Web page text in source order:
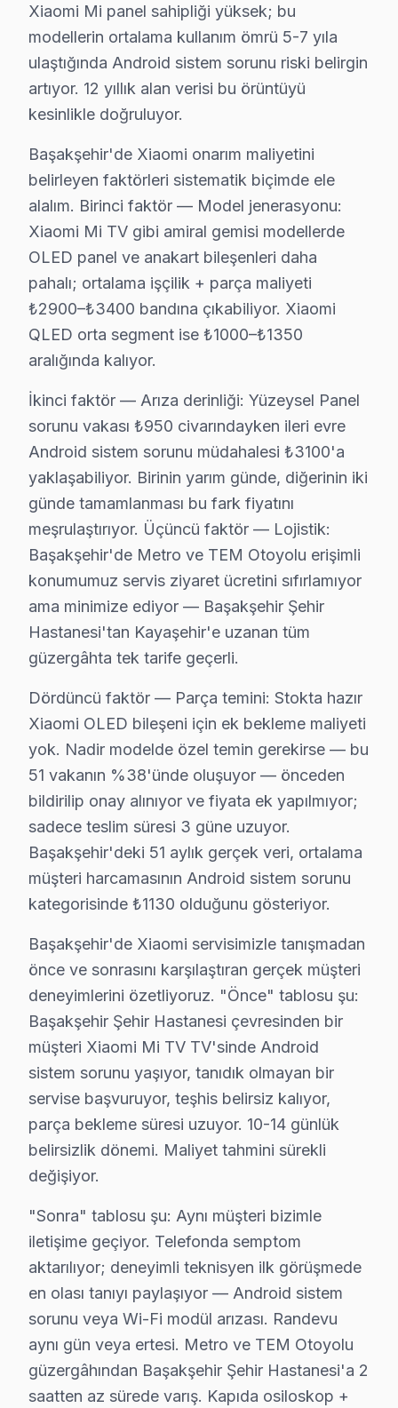
• Osiloskop, ESR ölçer, termal kamera ile teşhis
Önemli bir not:, Başakşehir Şehir Hastanesi, Başak
Başakşehir × Xiaomi: Yerel İçerik ve Deneyim
Başakşehir'de Xiaomi servis rotasyonunun nasıl
yeni yerleşim konut dokusunun hakim olduğu
Acil vaka protokolü farklı işliyor: Başakşehir'de
Başakşehir bazlı Xiaomi servis kayıtları, son
Coğrafi kırılıma geçildiğinde Başakşehir Şehir
Servis kalitesi tarafında ise tablo belirgin biçimde
Başakşehir'de bu marka onarım maliyetini belirleyen
İkinci faktör — Arıza derinliği: Yüzeysel Panel sorunu
Dördüncü faktör — Parça temini: Stokta hazır bu
"Sonra" tablosu şu: Aynı müşteri bizimle iletişime
Başak Konutları mahallesindeki başka bir müşteri
Başakşehir'deki müşteri güvenini soyut vaatler
Bu tür vakalar Başakşehir'de aylık 51 başvurunun
Başakşehir'de 12 yıllık güven ilişkisi, bu tür dürüst
bu TV OLED panel teknolojisinin Başakşehir
Güç yönetimi devresi ikinci kritik noktayı oluşturuyor.
Xiaomi QLED panel mimarisinde ise piksel matris
Başakşehir'de Xiaomi televizyon ünitesi arıza
İlkbahar dönemi (Mart-Mayıs): Görece sakin. söz
Yaz dönemi (Haziran-Ağustos): Sıcak havada
Sonbahar dönemi (Eylül-Kasım): Okul ve sezon
Başakşehir'de Xiaomi Servis: Bölge Bilgisi
Başakşehir, yaklaşık 480.000+ nüfusu barındıran
Xiaomi TV'lerde Sık Görülen Arızalar
Xiaomi televizyonlar kaliteli yapısıyla öne çıksa da
Xiaomi Mi ekran ve OLED panel modellerde en
Wi-Fi modül arızası da Xiaomi kullanıcılarının
Panel sorunu: Xiaomi'ın Mi televizyon ünitesi
Son olarak Güç kartı: Başakşehir bölgesinde buna
» Başakşehir'de söz konusu model OLED ve QLED
Xiaomi TV Teknik Rehberi: Panel, Teşhis ve
Xiaomi televizyonlarınızın arıza giderme ve
Xiaomi TV Teknik Profil ve Servis Rehberi
Xiaomi görüntüleme sistemi Teknik Servis Rehberi
Xiaomi televizyon paneli'lerde En Sık Karşılaşılan
Xiaomi servisimizde en yaygın PatchWall içerik
Xiaomi Servis Yaklaşımımız
Lei Jun vizyonu ilkeleri doğrultusunda bu cihaz
Xiaomi TV Onarım Süreci
1. Müşteri bildirir, servis ekibi arıza semptomlarını
2. Termal kamera, osiloskop, ESR ölçer ile elektronik
Xiaomi Mi panel sahipliği yüksek; bu
modellerin ortalama kullanım ömrü 5-7 yıla
ulaştığında Android sistem sorunu riski belirgin
artıyor. 12 yıllık alan verisi bu örüntüyü
kesinlikle doğruluyor.
Başakşehir'de Xiaomi onarım maliyetini
belirleyen faktörleri sistematik biçimde ele
alalım. Birinci faktör — Model jenerasyonu:
Xiaomi Mi TV gibi amiral gemisi modellerde
OLED panel ve anakart bileşenleri daha
pahalı; ortalama işçilik + parça maliyeti
₺2900–₺3400 bandına çıkabiliyor. Xiaomi
QLED orta segment ise ₺1000–₺1350
aralığında kalıyor.
İkinci faktör — Arıza derinliği: Yüzeysel Panel
sorunu vakası ₺950 civarındayken ileri evre
Android sistem sorunu müdahalesi ₺3100'a
yaklaşabiliyor. Birinin yarım günde, diğerinin iki
günde tamamlanması bu fark fiyatını
meşrulaştırıyor. Üçüncü faktör — Lojistik:
Başakşehir'de Metro ve TEM Otoyolu erişimli
konumumuz servis ziyaret ücretini sıfırlamıyor
ama minimize ediyor — Başakşehir Şehir
Hastanesi'tan Kayaşehir'e uzanan tüm
güzergâhta tek tarife geçerli.
Dördüncü faktör — Parça temini: Stokta hazır
Xiaomi OLED bileşeni için ek bekleme maliyeti
yok. Nadir modelde özel temin gerekirse — bu
51 vakanın %38'ünde oluşuyor — önceden
bildirilip onay alınıyor ve fiyata ek yapılmıyor;
sadece teslim süresi 3 güne uzuyor.
Başakşehir'deki 51 aylık gerçek veri, ortalama
müşteri harcamasının Android sistem sorunu
kategorisinde ₺1130 olduğunu gösteriyor.
Başakşehir'de Xiaomi servisimizle tanışmadan
önce ve sonrasını karşılaştıran gerçek müşteri
deneyimlerini özetliyoruz. "Önce" tablosu şu:
Başakşehir Şehir Hastanesi çevresinden bir
müşteri Xiaomi Mi TV TV'sinde Android
sistem sorunu yaşıyor, tanıdık olmayan bir
servise başvuruyor, teşhis belirsiz kalıyor,
parça bekleme süresi uzuyor. 10-14 günlük
belirsizlik dönemi. Maliyet tahmini sürekli
değişiyor.
"Sonra" tablosu şu: Aynı müşteri bizimle
iletişime geçiyor. Telefonda semptom
aktarılıyor; deneyimli teknisyen ilk görüşmede
en olası tanıyı paylaşıyor — Android sistem
sorunu veya Wi-Fi modül arızası. Randevu
aynı gün veya ertesi. Metro ve TEM Otoyolu
güzergâhından Başakşehir Şehir Hastanesi'a 2
saatten az sürede varış. Kapıda osiloskop +